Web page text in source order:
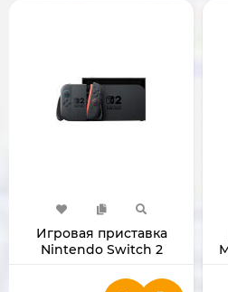
Игровая приставка
Nintendo Switch 2